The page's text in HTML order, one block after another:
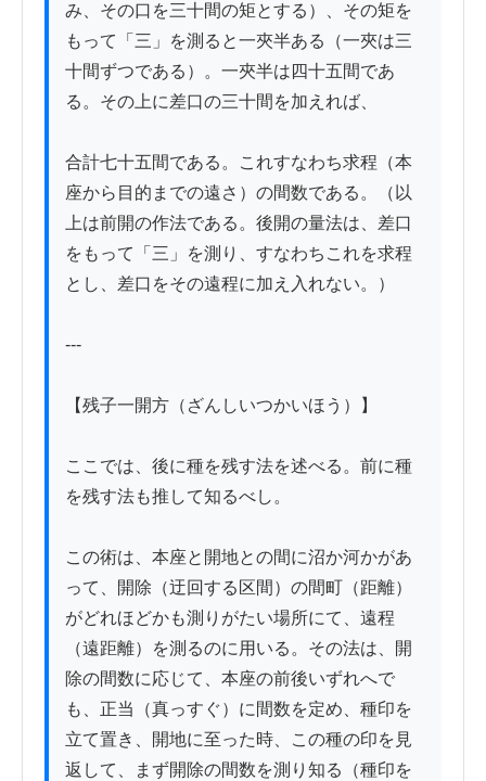
み、その口を三十間の矩とする）、その矩を
もって「三」を測ると一夾半ある（一夾は三
十間ずつである）。一夾半は四十五間であ
る。その上に差口の三十間を加えれば、
合計七十五間である。これすなわち求程（本
座から目的までの遠さ）の間数である。（以
上は前開の作法である。後開の量法は、差口
をもって「三」を測り、すなわちこれを求程
とし、差口をその遠程に加え入れない。）
---
【残子一開方（ざんしいつかいほう）】
ここでは、後に種を残す法を述べる。前に種
を残す法も推して知るべし。
この術は、本座と開地との間に沼か河かがあ
って、開除（迂回する区間）の間町（距離）
がどれほどかも測りがたい場所にて、遠程
（遠距離）を測るのに用いる。その法は、開
除の間数に応じて、本座の前後いずれへで
も、正当（真っすぐ）に間数を定め、種印を
立て置き、開地に至った時、この種の印を見
返して、まず開除の間数を測り知る（種印を